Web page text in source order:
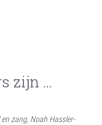
zijn …
zang, Noah Hassler-